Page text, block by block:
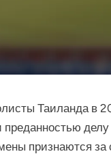
Таиланда в
делу
признаются за